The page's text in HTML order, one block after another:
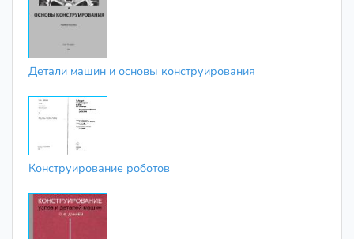
Детали машин и основы конструирования
Конструирование роботов